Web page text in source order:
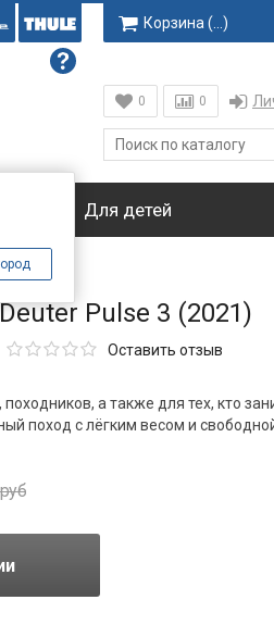
Корзина ( )
0 0
Для детей
Pulse 3 (2021)
Оставить отзыв
а также для тех, кто
поход с лёгким весом и